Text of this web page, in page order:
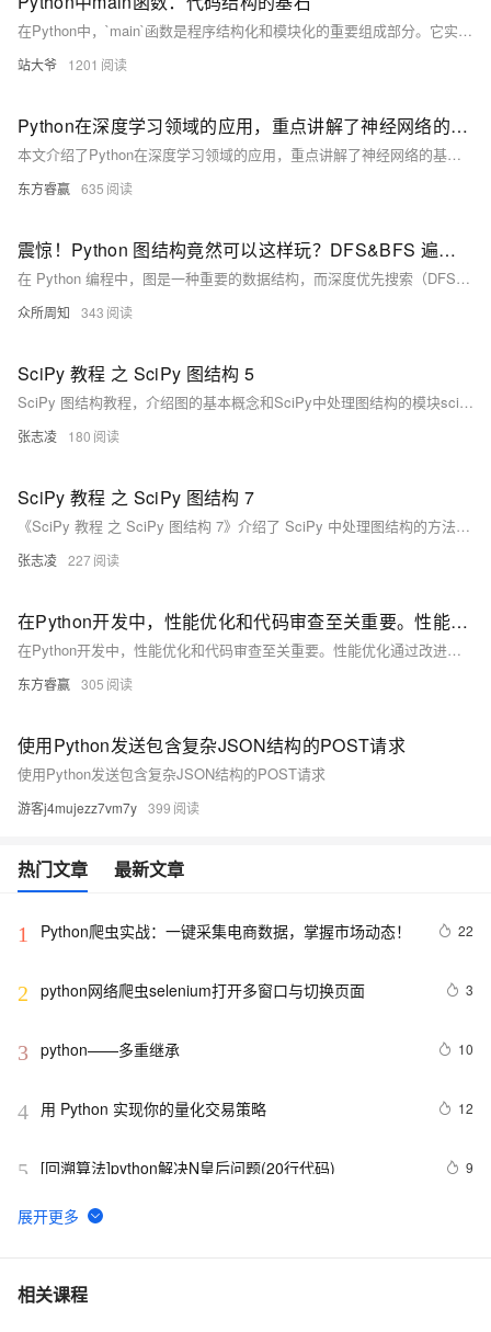
在Python中，`main`函数是程序结构化和模块化的重要组成部分。它实现了脚本执行与模块导入的分离，避免全局作用域污染并提升代码复用性。其核心作用包括：标准化程序入口、保障模块复用及支持测试驱动开发（TDD）。根据项目复杂度，`main`函数有基础版、函数封装版、参数解析版和类封装版四种典型写法。 与其他语言相比，Python的`main`机制更灵活，支持同一文件作为脚本运行或模块导入。进阶技巧涵盖多文件项目管理、命令行参数处理、环境变量配置及日志集成等。此外，还需注意常见错误如全局变量污染和循环导入，并通过延迟加载、多进程支持和类型提示优化性能。
站大爷 1201
Python在深度学习领域的应用，重点讲解了神经网络的基础概念、基本结构、训练过程及优化技巧
本文介绍了Python在深度学习领域的应用，重点讲解了神经网络的基础概念、基本结构、训练过程及优化技巧，并通过TensorFlow和PyTorch等库展示了实现神经网络的具体示例，涵盖图像识别、语音识别等多个应用场景。
东方睿赢 635
震惊！Python 图结构竟然可以这样玩？DFS&BFS 遍历技巧大公开
在 Python 编程中，图是一种重要的数据结构，而深度优先搜索（DFS）和广度优先搜索（BFS）是遍历图的两种关键算法。本文将通过定义图的数据结构、实现 DFS 和 BFS 算法，并通过具体示例展示其应用，帮助读者深入理解这两种算法。DFS 适用于寻找路径和检查图连通性，而 BFS 适用于寻找最短路径。掌握这些技巧，可以更高效地解决与图相关的复杂问题。
众所周知 343
SciPy 教程 之 SciPy 图结构 5
SciPy 图结构教程，介绍图的基本概念和SciPy中处理图结构的模块scipy.sparse.csgraph。重点讲解贝尔曼-福特算法，用于求解任意两点间最短路径，支持有向图和负权边。通过示例演示如何使用bellman_ford()方法计算最短路径。
张志凌 180
SciPy 教程 之 SciPy 图结构 7
《SciPy 教程 之 SciPy 图结构 7》介绍了 SciPy 中处理图结构的方法。图是由节点和边组成的集合，用于表示对象及其之间的关系。scipy.sparse.csgraph 模块提供了多种图处理功能，如 `breadth_first_order()` 方法可按广度优先顺序遍历图。示例代码展示了如何使用该方法从给定的邻接矩阵中获取广度优先遍历的顺序。
张志凌 227
在Python开发中，性能优化和代码审查至关重要。性能优化通过改进代码结构和算法提高程序运行速度，减少资源消耗
在Python开发中，性能优化和代码审查至关重要。性能优化通过改进代码结构和算法提高程序运行速度，减少资源消耗；代码审查通过检查源代码发现潜在问题，提高代码质量和团队协作效率。本文介绍了一些实用的技巧和工具，帮助开发者提升开发效率。
东方睿赢 305
使用Python发送包含复杂JSON结构的POST请求
使用Python发送包含复杂JSON结构的POST请求
游客j4mujezz7vm7y 399
热门文章 最新文章
1 Python爬虫实战：一键采集电商数据，掌握市场动态！ 22
2 python网络爬虫selenium打开多窗口与切换页面 3
3 python——多重继承 10
4 用 Python 实现你的量化交易策略 12
5 [回溯算法]python解决N皇后问题(20行代码) 9
6 python_list
7 Python之计算24点
相关课程